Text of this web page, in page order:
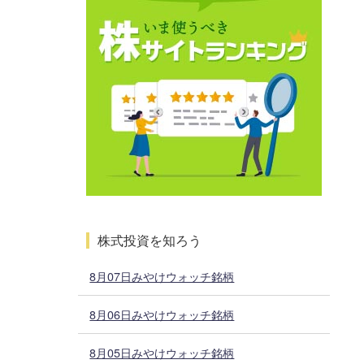
株式投資を知ろう
8月07日みやけウォッチ銘柄
8月06日みやけウォッチ銘柄
8月05日みやけウォッチ銘柄